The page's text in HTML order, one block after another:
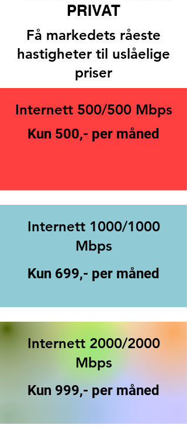
PRIVAT
Få markedets råeste
hastigheter til uslåelige
priser
Internett 500/500 Mbps
Kun 500,- per måned
Internett 1000/1000
Mbps
Kun 699,- per måned
Internett 2000/2000
Mbps
Kun 999,- per måned